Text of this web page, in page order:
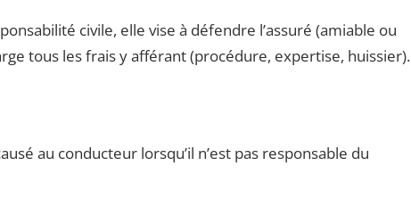
civile, elle vise à défendre l’assuré (amiable ou
tous les frais y afférant (procédure, expertise, huissier).
au conducteur lorsqu’il n’est pas responsable du